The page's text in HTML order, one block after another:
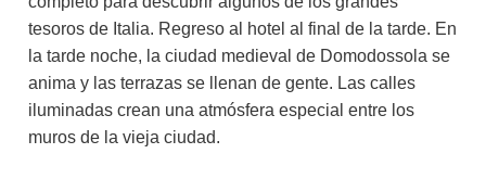
tesoros de Italia. Regreso al hotel al final de la tarde. En
la tarde noche, la ciudad medieval de Domodossola se
anima y las terrazas se llenan de gente. Las calles
iluminadas crean una atmósfera especial entre los
muros de la vieja ciudad.